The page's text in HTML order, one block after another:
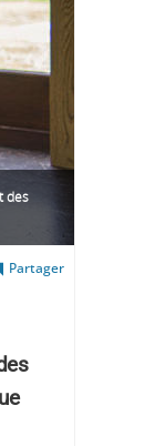
des
Partager